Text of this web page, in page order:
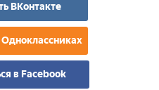
ВКонтакте
в Facebook